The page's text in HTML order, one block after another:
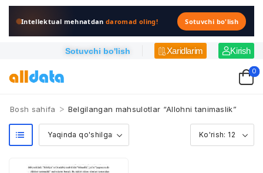
Intellektual mehnatdandaromad oling! Sotuvchi bo'lish
Sotuvchi bo'lish Xaridlarim Kirish
0
Bosh sahifa > Belgilangan mahsulotlar “Allohni tanimaslik”